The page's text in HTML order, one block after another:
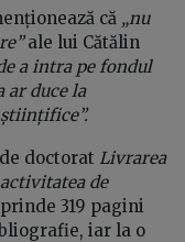
că „nu
ale lui Cătălin
a intra pe fondul
ar duce la
doctorat Livrarea
de
319 pagini
iar la o